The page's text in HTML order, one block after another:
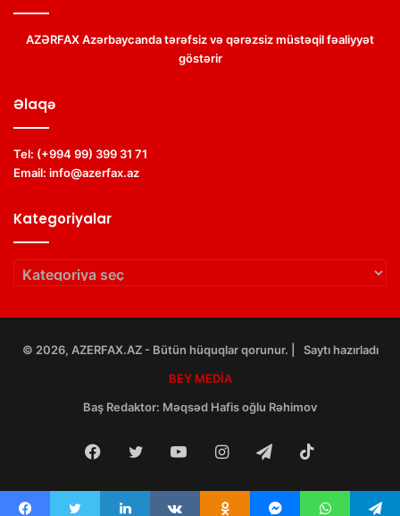
AZƏRFAX Azərbaycanda tərəfsiz və qərəzsiz müstəqil fəaliyyət
göstərir
Əlaqə
Tel: (+994 99) 399 31 71
Email: info@azerfax.az
Kategoriyalar
Kategoriyalar
© 2026, AZERFAX.AZ - Bütün hüquqlar qorunur. | Saytı hazırladı
BEY MEDİA
Baş Redaktor: Məqsəd Hafis oğlu Rəhimov
Facebook
Twitter YouTubeInstagramTelegram